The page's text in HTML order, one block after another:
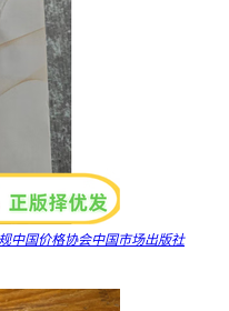
中国价格协会中国市场出版社